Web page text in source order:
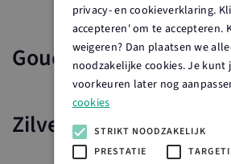
Gouden partners
Zilveren partners
privacy- en cookieverklaring.
accepteren' om te accepteren.
weigeren? Dan plaatsen we
noodzakelijke cookies. Je kunt
voorkeuren later nog
cookies
STRIKT NOODZAKELIJK
PRESTATIE